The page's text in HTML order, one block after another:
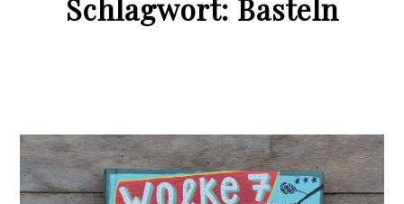
Schlagwort: Basteln